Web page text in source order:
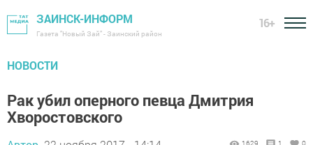
ЗАИНСК-ИНФОРМ
Газета "Новый Зай" - Заинский район
16+
НОВОСТИ
Рак убил оперного певца Дмитрия
Хворостовского